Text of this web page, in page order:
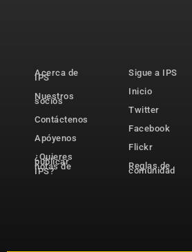
Acerca de
IPS
Nuestros
socios
Contáctenos
Apóyenos
¿Quieres
publicar
notas de
IPS?
Sigue a IPS
Inicio
Twitter
Facebook
Flickr
Reglas de
comunidad